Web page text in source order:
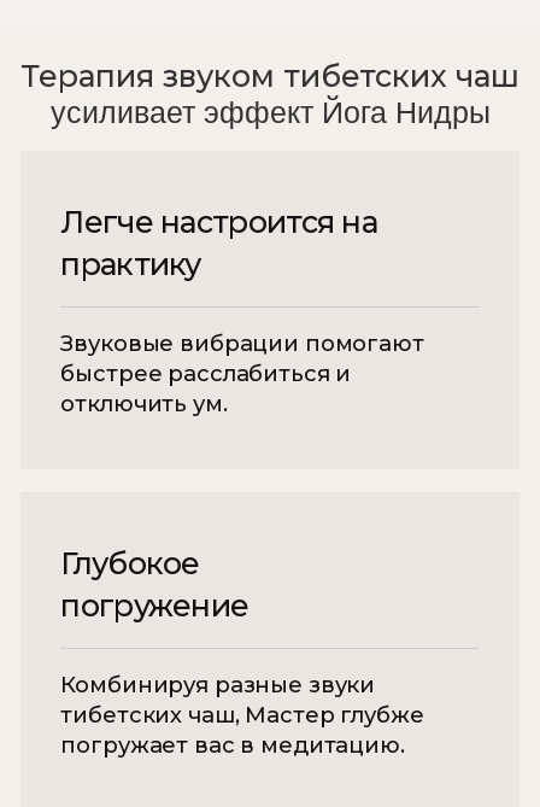
Снимается усталость
восстановления, сопоставимое с
качественным сном. Уходит
накопленная физическая и
эмоциональная усталость.
Практика мягко отключает
привычный контроль ума и снижает
мышечные зажимы, которые
формируются годами из-за стресса,
усилие», а через безопасное
отпускание, поэтому эффект
ощущается глубже, чем при обычном
отдыхе.